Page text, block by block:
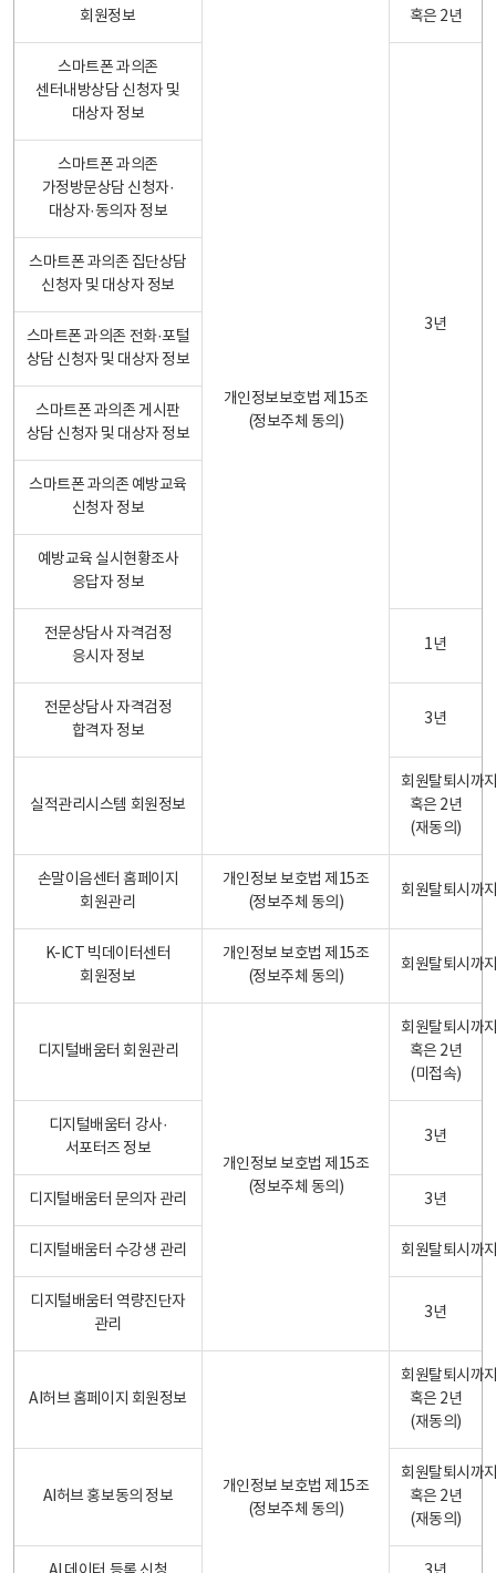
회원정보
개인정보보호법 제15조
(정보주체 동의)
혹은 2년
스마트폰 과의존
센터내방상담 신청자 및
대상자 정보
3년
스마트폰 과의존
가정방문상담 신청자·
대상자·동의자 정보
스마트폰 과의존 집단상담
신청자 및 대상자 정보
스마트폰 과의존 전화·포털
상담 신청자 및 대상자 정보
스마트폰 과의존 게시판
상담 신청자 및 대상자 정보
스마트폰 과의존 예방교육
신청자 정보
예방교육 실시현황조사
응답자 정보
전문상담사 자격검정
응시자 정보
1년
전문상담사 자격검정
합격자 정보
3년
실적관리시스템 회원정보
회원탈퇴시까
혹은 2년
(재동의)
손말이음센터 홈페이지
회원관리
개인정보 보호법 제15조
(정보주체 동의)
회원탈퇴시까
K-ICT 빅데이터센터
회원정보
개인정보 보호법 제15조
(정보주체 동의)
회원탈퇴시까
디지털배움터 회원관리
개인정보 보호법 제15조
(정보주체 동의)
회원탈퇴시까
혹은 2년
(미접속)
디지털배움터 강사·
서포터즈 정보
3년
디지털배움터 문의자 관리 3년
디지털배움터 수강생 관리 회원탈퇴시까
디지털배움터 역량진단자
관리
3년
AI허브 홈페이지 회원정보
개인정보 보호법 제15조
(정보주체 동의)
회원탈퇴시까
혹은 2년
(재동의)
AI허브 홍보동의 정보
회원탈퇴시까
혹은 2년
(재동의)